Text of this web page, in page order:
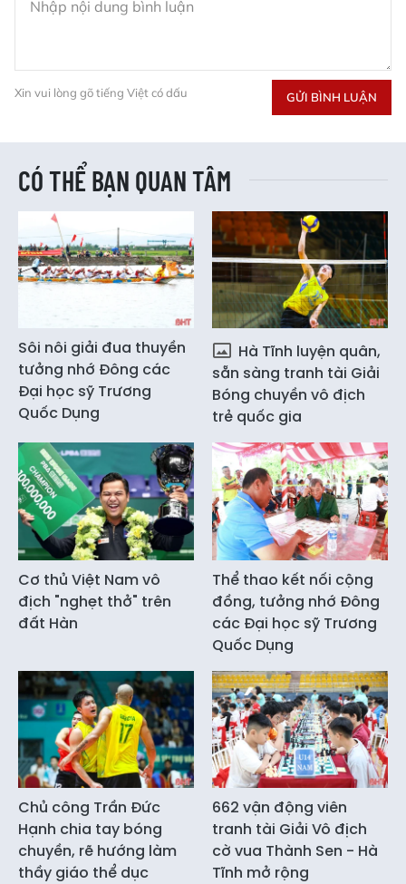
Xin vui lòng gõ tiếng Việt có dấu GỬI BÌNH LUẬN
CÓ THỂ BẠN QUAN TÂM
Sôi nôi giải đua thuyền
tưởng nhớ Đông các
Đại học sỹ Trương
Quốc Dụng
Hà Tĩnh luyện quân,
sẵn sàng tranh tài Giải
Bóng chuyền vô địch
trẻ quốc gia
Cơ thủ Việt Nam vô
địch "nghẹt thở" trên
đất Hàn
Thể thao kết nối cộng
đồng, tưởng nhớ Đông
các Đại học sỹ Trương
Quốc Dụng
Chủ công Trần Đức
Hạnh chia tay bóng
chuyền, rẽ hướng làm
thầy giáo thể dục
662 vận động viên
tranh tài Giải Vô địch
cờ vua Thành Sen - Hà
Tĩnh mở rộng